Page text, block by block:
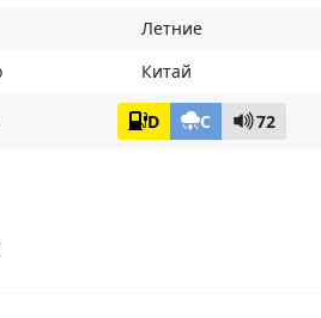
Летние
Китай
D C 72